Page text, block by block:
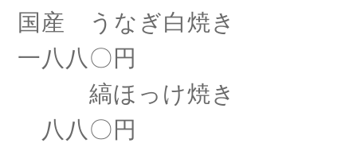
国産 うなぎ白焼き
一八八〇円
縞ほっけ焼き
八八〇円